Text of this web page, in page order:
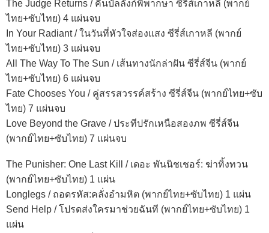
The Judge Returns / คืนบัลลังก์พิพากษา ซีรี่ส์เกาหลี (พากย์
ไทย+ซับไทย) 4 แผ่นจบ
In Your Radiant / ในวันที่หัวใจส่องแสง ซีรี่ส์เกาหลี (พากย์
ไทย+ซับไทย) 3 แผ่นจบ
All The Way To The Sun / เส้นทางนักล่าฝัน ซีรี่ส์จีน (พากย์
ไทย+ซับไทย) 6 แผ่นจบ
Fate Chooses You / คู่สรรสวรรค์สร้าง ซีรี่ส์จีน (พากย์ไทย+ซับ
ไทย) 7 แผ่นจบ
Love Beyond the Grave / ประทีปรักเหนือสองภพ ซีรี่ส์จีน
(พากย์ไทย+ซับไทย) 7 แผ่นจบ
The Punisher: One Last Kill / เดอะ พันนิชเชอร์: ฆ่าทิ้งทวน
(พากย์ไทย+ซับไทย) 1 แผ่น
Longlegs / ถอดรหัส:คลั่งอำมหิต (พากย์ไทย+ซับไทย) 1 แผ่น
Send Help / โปรดส่งใครมาช่วยฉันที (พากย์ไทย+ซับไทย) 1
แผ่น